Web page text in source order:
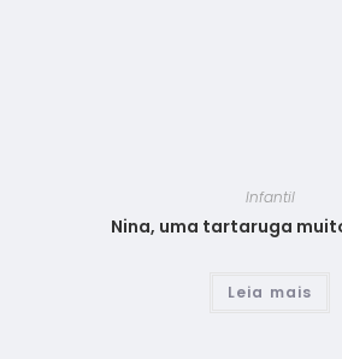
Infantil
Nina, uma tartaruga
Leia mais